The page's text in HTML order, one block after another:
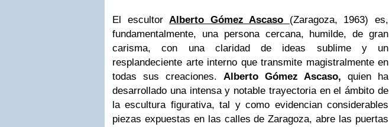
El escultorAlberto Gómez Ascaso
(Zaragoza, 1963) es,
fundamentalmente, una persona cercana, humilde, de gran
carisma, con una claridad de ideas sublime y un
resplandeciente arte interno que transmite magistralmente en
todas sus creaciones. Alberto Gómez Ascaso, quien ha
desarrollado una intensa y notable trayectoria en el ámbito de
la escultura figurativa, tal y como evidencian considerables
piezas expuestas en las calles de Zaragoza, abre las puertas